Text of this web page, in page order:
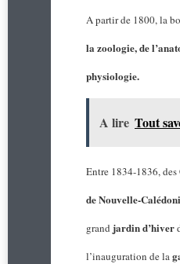
A partir de 1800, la
la zoologie, de
physiologie.
A lire Tout
Entre 1834-1836, des
de Nouvelle-
grand jardin d’hiver
l’inauguration de la